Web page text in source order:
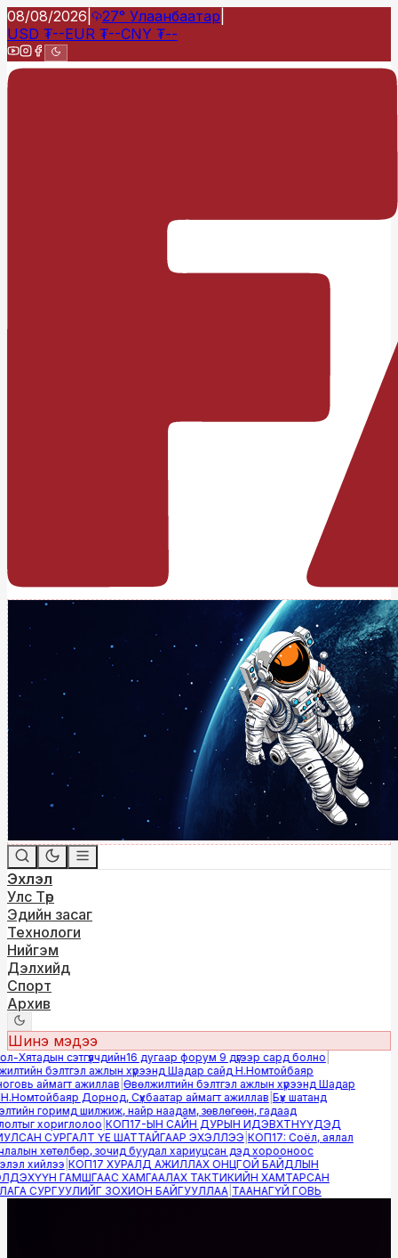
08/08/2026 27° Улаанбаатар
USD ₮--EUR ₮--CNY ₮--
Эхлэл
Улс Төр
Эдийн засаг
Технологи
Нийгэм
Дэлхийд
Спорт
Архив
Шинэ мэдээ
сэтгүүлчдийн16 дугаар форум 9 дүгээр сард болно|
бэлтгэл ажлын хүрээнд Шадар сайд Н.Номтойбаяр
аймагт ажиллав|Өвөлжилтийн бэлтгэл ажлын хүрээнд Шадар
Дорнод, Сүхбаатар аймагт ажиллав|Бүх шатанд
горимд шилжиж, найр наадам, зөвлөгөөн, гадаад
хориглолоо|КОП17-ЫН САЙН ДУРЫН ИДЭВХТНҮҮДЭД
СУРГАЛТ ҮЕ ШАТТАЙГААР ЭХЭЛЛЭЭ|КОП17: Соёл, аялал
хөтөлбөр, зочид буудал хариуцсан дэд хорооноос
хийлээ|КОП17 ХУРАЛД АЖИЛЛАХ ОНЦГОЙ БАЙДЛЫН
ГАМШГААС ХАМГААЛАХ ТАКТИКИЙН ХАМТАРСАН
СУРГУУЛИЙГ ЗОХИОН БАЙГУУЛЛАА|ТААНАГҮЙ ГОВЬ